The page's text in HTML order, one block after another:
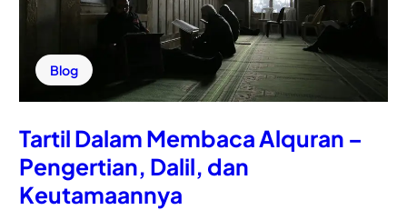
Blog
Tartil Dalam Membaca Alquran –
Pengertian, Dalil, dan
Keutamaannya